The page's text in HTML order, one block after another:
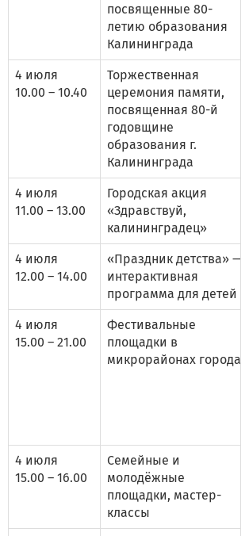
посвященные 80-
летию образования
Калининграда
4 июля
10.00 – 10.40
Торжественная
церемония памяти,
посвященная 80-й
годовщине
образования г.
Калининграда
4 июля
11.00 – 13.00
Городская акция
«Здравствуй,
калининградец»
4 июля
12.00 – 14.00
«Праздник детства» —
интерактивная
программа для детей
4 июля
15.00 – 21.00
Фестивальные
площадки в
микрорайонах города
4 июля
15.00 – 16.00
Семейные и
молодёжные
площадки, мастер-
классы